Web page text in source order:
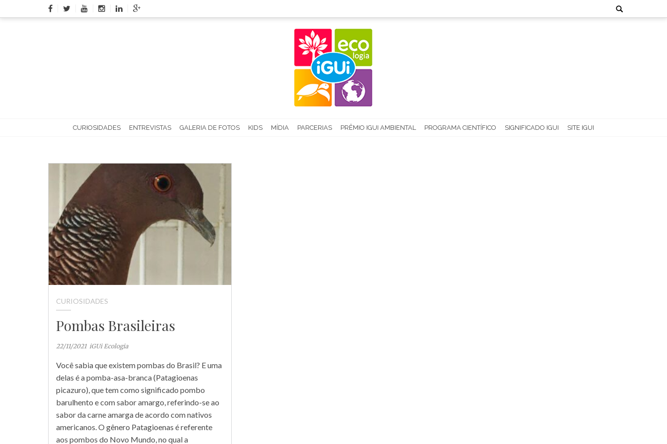
to
Search
for:
CURIOSIDADES ENTREVISTAS GALERIA DE FOTOS KIDS MÍDIA PARCERIAS PRÊMIO IGUI AMBIENTAL PROGRAMA CIENTÍFICO SIGNIFICADO IGUI SITE IGUI
CURIOSIDADES
Pombas Brasileiras
22/11/2021 iGUi Ecologia
Você sabia que existem pombas do Brasil? E uma
delas é a pomba-asa-branca (Patagioenas
picazuro), que tem como significado pombo
barulhento e com sabor amargo, referindo-se ao
sabor da carne amarga de acordo com nativos
americanos. O gênero Patagioenas é referente
aos pombos do Novo Mundo, no qual a